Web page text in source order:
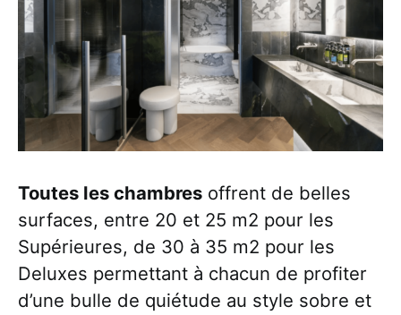
Toutes les chambres offrent de belles
surfaces, entre 20 et 25 m2 pour les
Supérieures, de 30 à 35 m2 pour les
Deluxes permettant à chacun de profiter
d’une bulle de quiétude au style sobre et